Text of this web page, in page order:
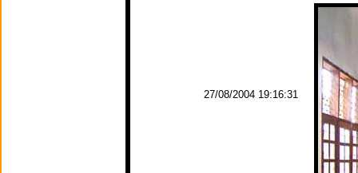
27/08/2004 19:16:31